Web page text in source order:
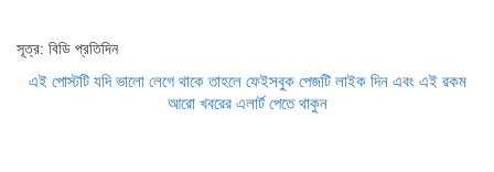
সূত্র: বিডি প্রতিদিন
এই পোস্টটি যদি ভালো লেগে থাকে তাহলে ফেইসবুক পেজটি লাইক দিন এবং এই রকম
আরো খবরের এলার্ট পেতে থাকুন